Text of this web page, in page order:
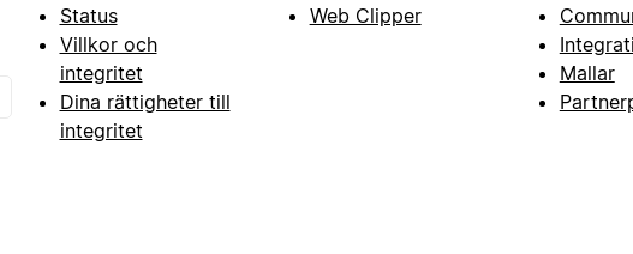
Status
Villkor och
integritet
Dina rättigheter till
integritet
Web Clipper
Mallar